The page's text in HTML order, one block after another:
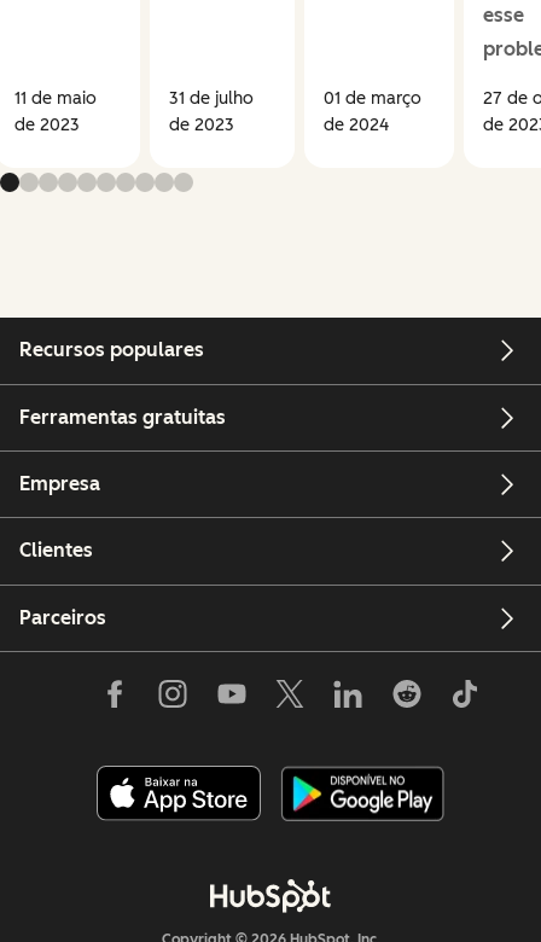
11 de maio
de 2023
31 de julho
de 2023
01 de março
de 2024
esse
27 de
de
Recursos populares
Ferramentas gratuitas
Empresa
Clientes
Parceiros